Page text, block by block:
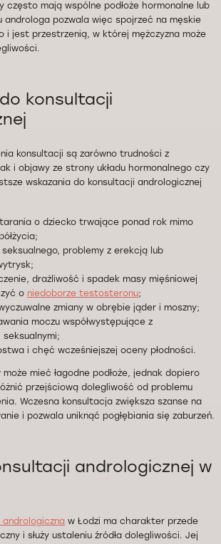
często mają wspólne podłoże hormonalne lub
androloga pozwala więc spojrzeć na męskie
i jest przestrzenią, w której mężczyzna może
konsultacji
konsultacji są zarówno trudności z
i objawy ze strony układu hormonalnego czy
wskazania do konsultacji andrologicznej
o dziecko trwające ponad rok mimo
problemy z erekcją lub
drażliwość i spadek masy mięśniowej
o niedoborze testosteronu;
zmiany w obrębie jąder i moszny;
moczu współwystępujące z
i chęć wcześniejszej oceny płodności.
mieć łagodne podłoże, jednak dopiero
przejściową dolegliwość od problemu
Wczesna konsultacja zwiększa szanse na
i pozwala uniknąć pogłębiania się zaburzeń.
andrologicznej w
andrologiczna w Łodzi ma charakter przede
i służy ustaleniu źródła dolegliwości. Jej